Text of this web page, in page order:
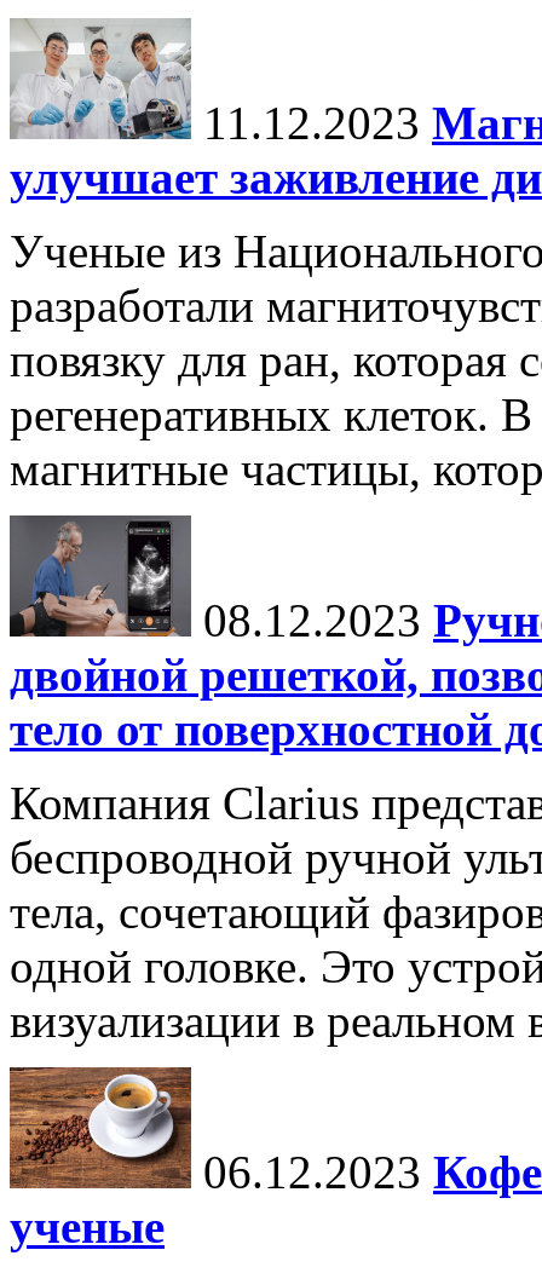
11.12.2023
улучшает заживление
Ученые из
разработали
повязку для ран, которая
регенеративных клеток.
магнитные частицы,
08.12.2023
двойной решеткой,
тело от поверхностной
Компания Clarius
беспроводной ручной
тела, сочетающий
одной головке. Это
визуализации в
06.12.2023
ученые